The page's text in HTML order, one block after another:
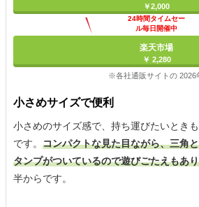
￥2,000
24時間タイムセー
ル毎日開催中
楽天市場
￥ 2,280
※各社通販サイトの 2026
小さめサイズで便利
小さめのサイズ感で、持ち運びたいとき
です。 コンパクトな見た目ながら、三角
タンプがついているので遊びごたえもあ
半からです。